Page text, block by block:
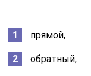
прямой,
обратный,